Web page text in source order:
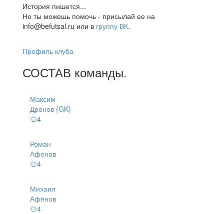
История пишется...
Но ты можешь помочь - присылай ее на
info@befutsal.ru или в группу ВК.
Профиль клуба
СОСТАВ команды.
Максим
Дронов (GK)
👕4
Роман
Афенов
👕4
Михаил
Афёнов
👕4